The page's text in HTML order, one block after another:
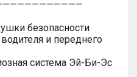
безопасности
и переднего
система Эй-Би-Эс